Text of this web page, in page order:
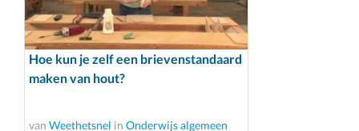
Hoe kun je zelf een brievenstandaard
maken van hout?
van Weethetsnel in Onderwijs algemeen